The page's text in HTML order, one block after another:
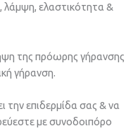
λάμψη, ελαστικότητα &
της πρόωρης γήρανσης
γήρανση.
επιδερμίδα σας & να
με συνοδοιπόρο